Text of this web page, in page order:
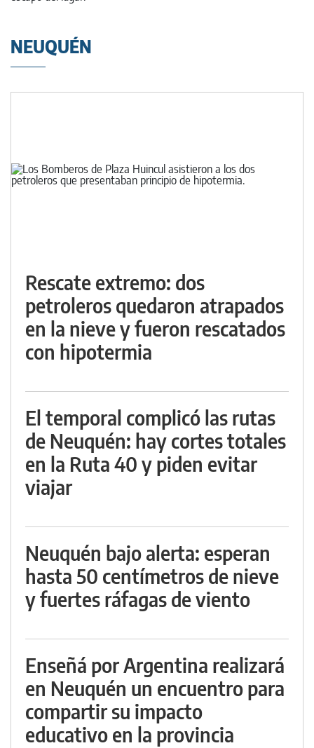
NEUQUÉN
Rescate extremo: dos
petroleros quedaron atrapados
en la nieve y fueron rescatados
con hipotermia
El temporal complicó las rutas
de Neuquén: hay cortes totales
en la Ruta 40 y piden evitar
viajar
Neuquén bajo alerta: esperan
hasta 50 centímetros de nieve
y fuertes ráfagas de viento
Enseñá por Argentina realizará
en Neuquén un encuentro para
compartir su impacto
educativo en la provincia